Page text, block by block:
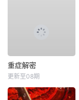
重症解密
更新至08期